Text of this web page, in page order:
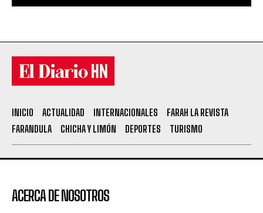
INICIO ACTUALIDAD INTERNACIONALES
FARAH LA REVISTA
FARANDULA
CHICHA Y LIMÓN DEPORTES TURISMO
ACERCA DE NOSOTROS